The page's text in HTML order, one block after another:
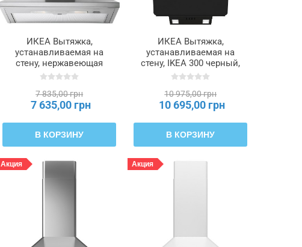
ИКЕА Вытяжка,
устанавливаемая на
стену, нержавеющая
сталь, 60 см RYTMISK
7 835,00 грн
7 635,00 грн
В КОРЗИНУ
ИКЕА Вытяжка,
устанавливаемая на
стену, IKEA 300 черный,
55 см STACKBO,
10 975,00 грн
10 695,00 грн
В КОРЗИНУ
Акция Акция